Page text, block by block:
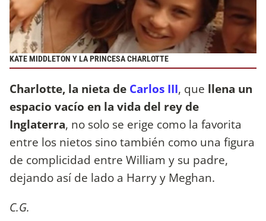
KATE MIDDLETON Y LA PRINCESA CHARLOTTE
Charlotte, la nieta de Carlos III, que llena un
espacio vacío en la vida del rey de
Inglaterra, no solo se erige como la favorita
entre los nietos sino también como una figura
de complicidad entre William y su padre,
dejando así de lado a Harry y Meghan.
C.G.